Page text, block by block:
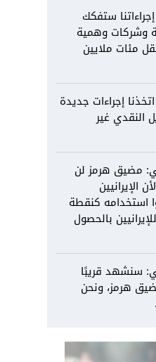
ستفكك
وشركات وهمية
مئات ملايين
إجراءات جديدة
النقدي غير
مضيق هرمز لن
الإيرانيين
استخدامه كنقطة
بالحصول
سنشهد قريبًا
هرمز، ونحن